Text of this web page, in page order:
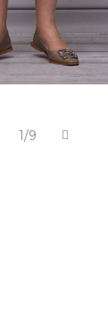
1/9